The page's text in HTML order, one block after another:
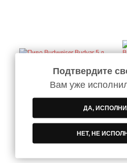
Пиво Budweiser Budvar
Подтвердите
Вам уже
ДА,
НЕТ, НЕ